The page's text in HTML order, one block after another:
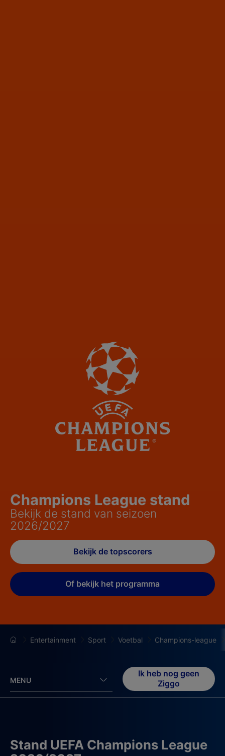
Champions League stand
Bekijk de stand van seizoen
2026/2027
Bekijk de topscorers
Of bekijk het programma
Entertainment Sport Voetbal Champions-league
MENU
Ik heb nog geen
Ziggo
Stand UEFA Champions League